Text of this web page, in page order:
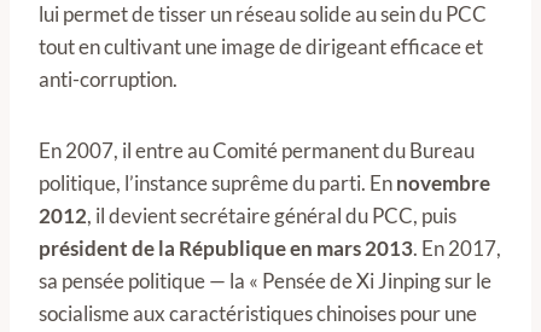
lui permet de tisser un réseau solide au sein du PCC
tout en cultivant une image de dirigeant efficace et
anti-corruption.
En 2007, il entre au Comité permanent du Bureau
politique, l’instance suprême du parti. Ennovembre
2012, il devient secrétaire général du PCC, puis
président de la République en mars 2013. En 2017,
sa pensée politique — la « Pensée de Xi Jinping sur le
socialisme aux caractéristiques chinoises pour une